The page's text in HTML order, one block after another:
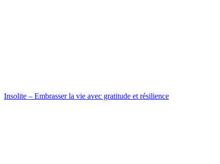
Insolite – Embrasser la vie avec gratitude et résilience